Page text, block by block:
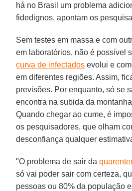
há no Brasil um problema
fidedignos, apontam os
Sem testes em massa e com
em laboratórios, não é possível
curva de infectados evolui e
em diferentes regiões. Assim,
previsões. Por enquanto, só se
encontra na subida da
Quando chegar ao cume, é
os pesquisadores, que olham
desconfiança qualquer
"O problema de sair da
só vai poder sair com certeza,
pessoas ou 80% da população